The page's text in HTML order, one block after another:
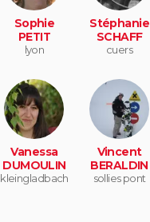
Sophie
PETIT
lyon
Stéphanie
SCHAFF
cuers
Vanessa
DUMOULIN
kleingladbach
Vincent
BERALDIN
sollies pont